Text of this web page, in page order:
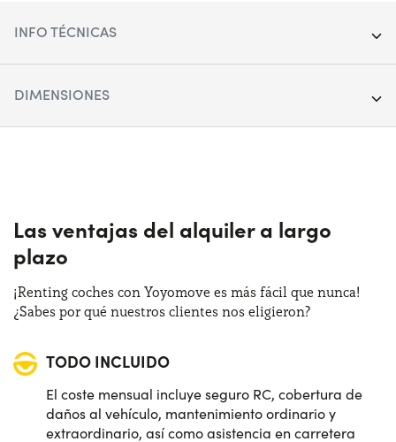
INFO TÉCNICAS
Tracción:Anterior
Plazas de estacionamiento:
Potencia:
Distintivo:D
DIMENSIONES
154 cm
Maletero (max):
Maletero (min):490 lt
Las ventajas del alquiler a largo
plazo
¡Renting coches con Yoyomove es más fácil que nunca!
¿Sabes por qué nuestros clientes nos eligieron?
TODO INCLUIDO
El coste mensual incluye seguro RC, cobertura de
daños al vehículo, mantenimiento ordinario y
extraordinario, así como asistencia en carretera